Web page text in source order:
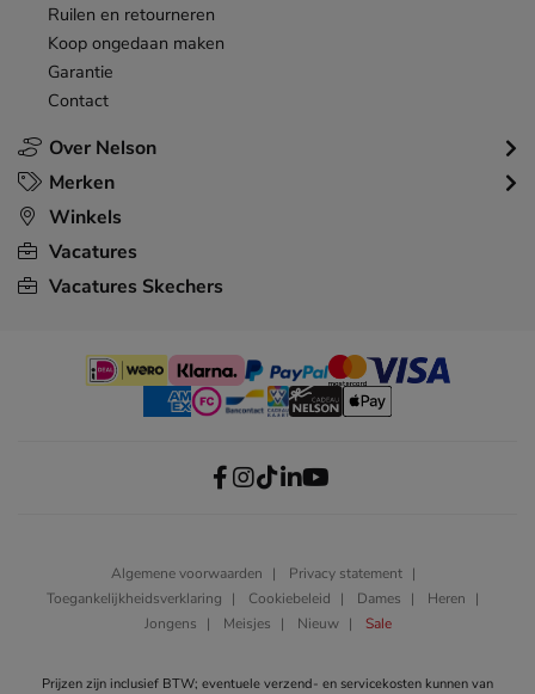
Over Nelson
Ruilen en retourneren
Koop ongedaan maken
Garantie
Contact
Merken
Winkels
Vacatures
Vacatures Skechers
Algemene voorwaarden
Privacy statement
Toegankelijkheidsverklaring
Cookiebeleid Dames
Heren
Jongens
Meisjes Nieuw Sale
Prijzen zijn inclusief BTW; eventuele verzend- en servicekosten kunnen van